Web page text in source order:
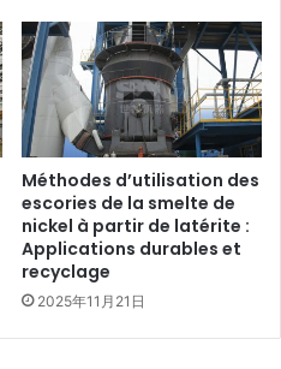
Méthodes d’utilisation des
escories de la smelte de
nickel à partir de latérite :
Applications durables et
recyclage
2025年11月21日